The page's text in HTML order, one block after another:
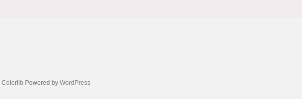
Colorlib Powered by WordPress